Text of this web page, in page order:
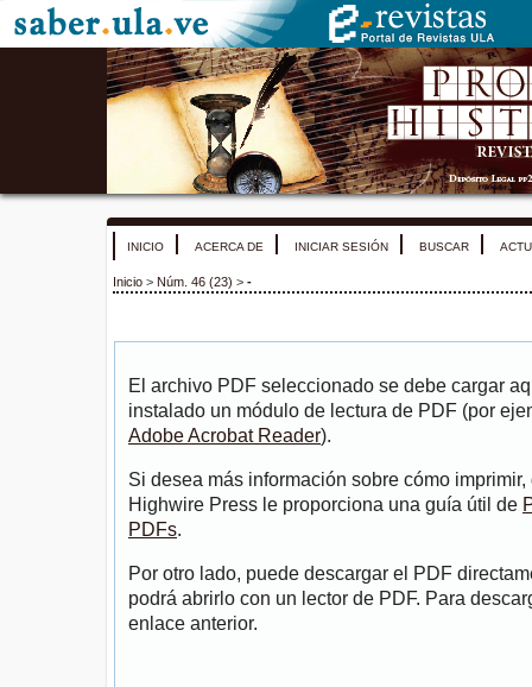
INICIO ACERCA DE INICIAR SESIÓN BUSCAR
Inicio > Núm. 46 (23) > -
El archivo PDF seleccionado se debe cargar
instalado un módulo de lectura de PDF (por
Adobe Acrobat Reader).
Si desea más información sobre cómo
Highwire Press le proporciona una guía útil de
PDFs.
Por otro lado, puede descargar el PDF
podrá abrirlo con un lector de PDF. Para
enlace anterior.